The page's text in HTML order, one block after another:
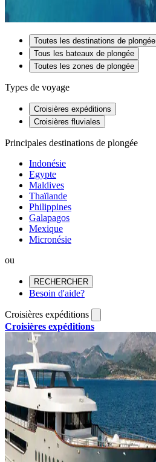
Toutes les destinations de plongée
Tous les bateaux de plongée
Toutes les zones de plongée
Types de voyage
Croisières expéditions
Croisières fluviales
Principales destinations de plongée
Indonésie
Egypte
Maldives
Thaïlande
Philippines
Galapagos
Mexique
Micronésie
ou
RECHERCHER
Besoin d'aide?
Croisières expéditions
Croisières expéditions